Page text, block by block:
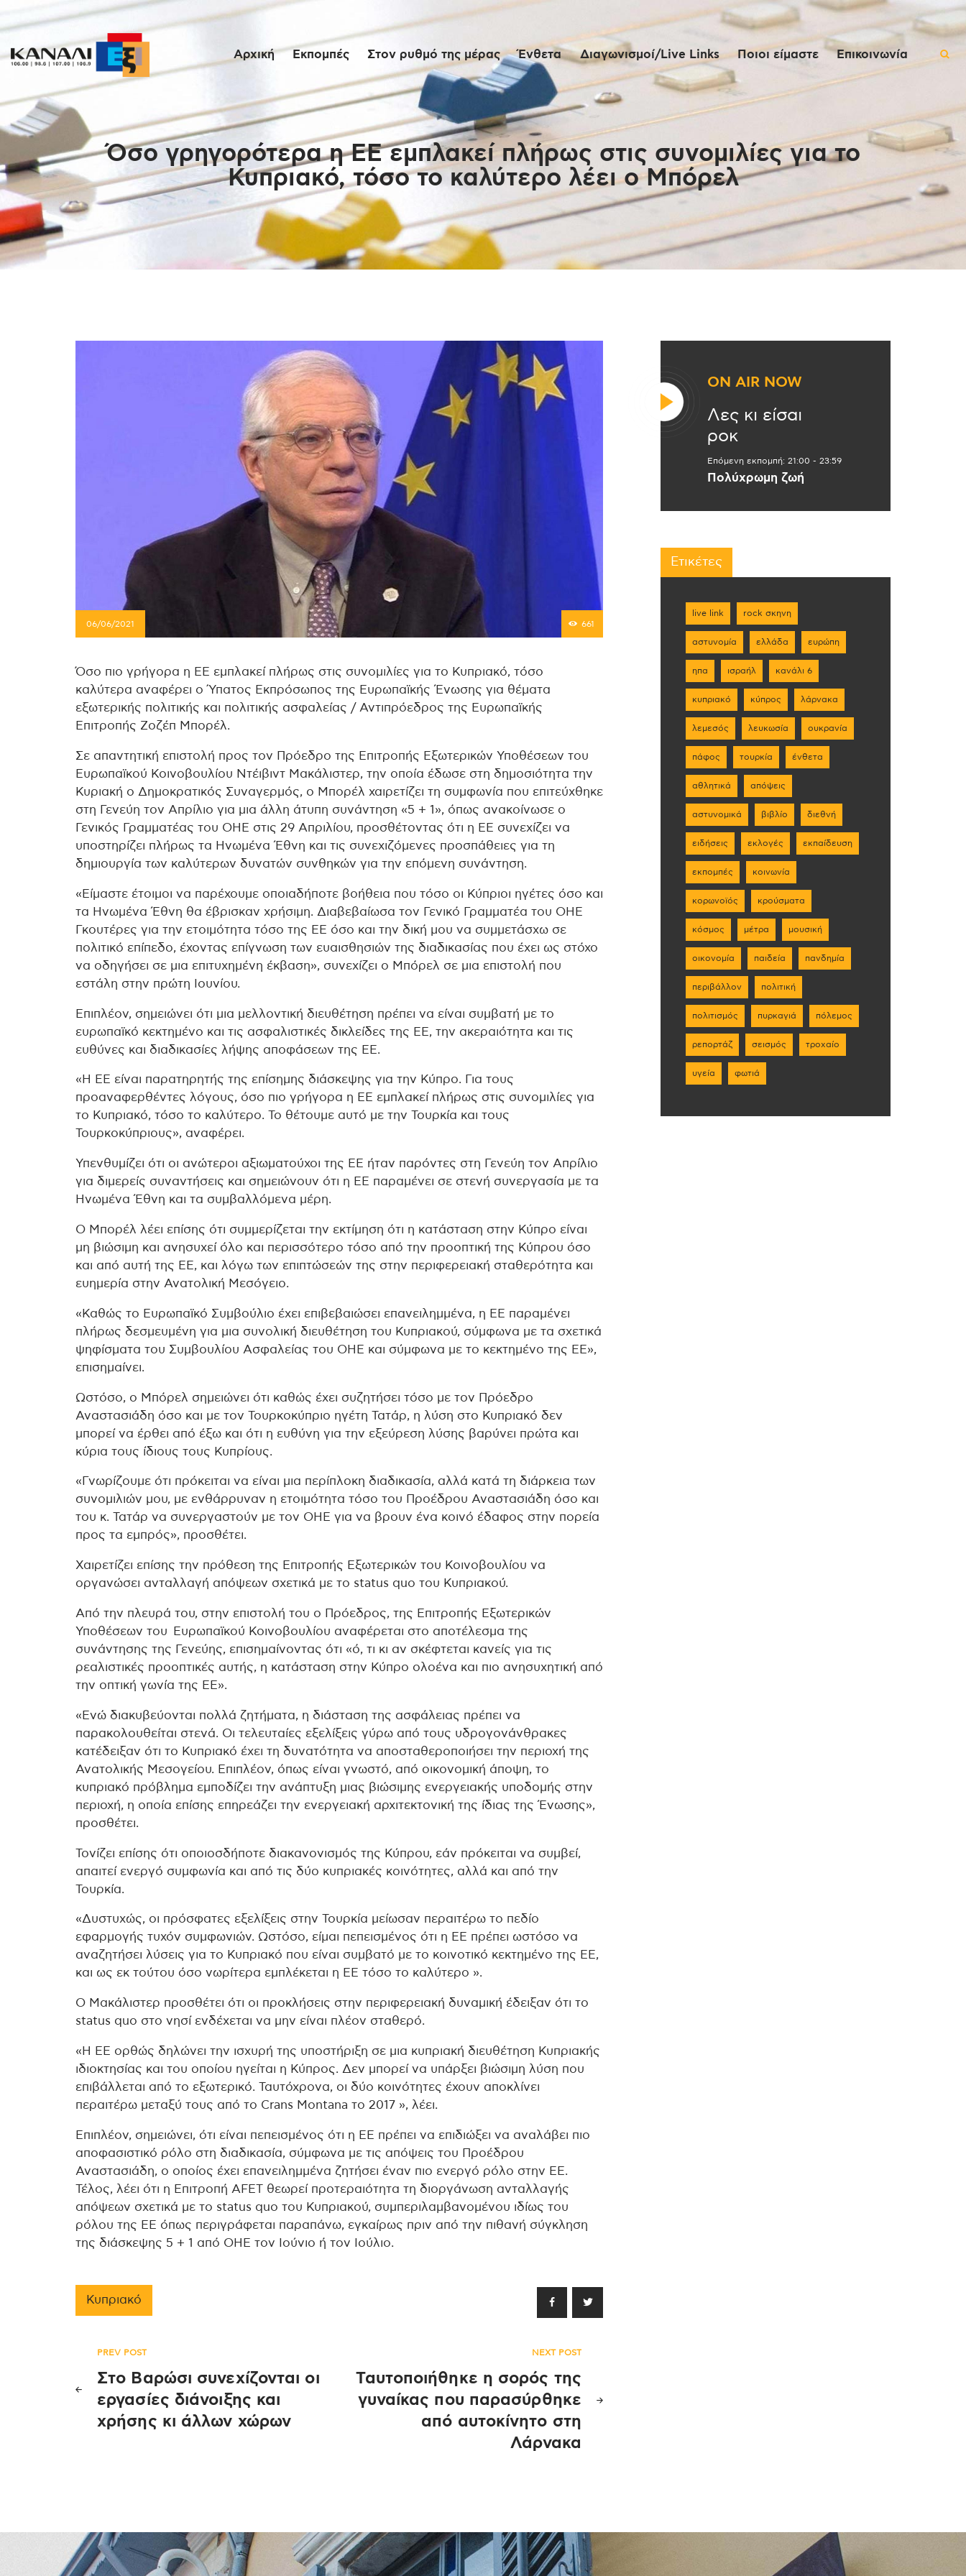
Αρχική Εκπομπές Στον ρυθμό της μέρας Ένθετα Διαγωνισμοί/Live Links Ποιοι είμαστε Επικοινωνία
Όσο γρηγορότερα η ΕΕ εμπλακεί πλήρως στις συνομιλίες για το
Κυπριακό, τόσο το καλύτερο λέει ο Μπόρελ
Αρχική
Εκπομπές
Στον ρυθμό της
μέρας
Ένθετα
Διαγωνισμοί/Live
Links
Επικοινωνία
06/06/2021 661
Όσο πιο γρήγορα η ΕΕ εμπλακεί πλήρως στις συνομιλίες για το Κυπριακό, τόσο
καλύτερα αναφέρει ο Ύπατος Εκπρόσωπος της Ευρωπαϊκής Ένωσης για θέματα
εξωτερικής πολιτικής και πολιτικής ασφαλείας / Αντιπρόεδρος της Ευρωπαϊκής
Επιτροπής Ζοζέπ Μπορέλ.
Σε απαντητική επιστολή προς τον Πρόεδρο της Επιτροπής Εξωτερικών Υποθέσεων του
Ευρωπαϊκού Κοινοβουλίου Ντέιβιντ Μακάλιστερ, την οποία έδωσε στη δημοσιότητα την
Κυριακή ο Δημοκρατικός Συναγερμός, ο Μπορέλ χαιρετίζει τη συμφωνία που επιτεύχθηκε
στη Γενεύη τον Απρίλιο για μια άλλη άτυπη συνάντηση «5 + 1», όπως ανακοίνωσε ο
Γενικός Γραμματέας του ΟΗΕ στις 29 Απριλίου, προσθέτοντας ότι η ΕΕ συνεχίζει να
υποστηρίζει πλήρως τα Ηνωμένα Έθνη και τις συνεχιζόμενες προσπάθειες για τη
δημιουργία των καλύτερων δυνατών συνθηκών για την επόμενη συνάντηση.
«Είμαστε έτοιμοι να παρέχουμε οποιαδήποτε βοήθεια που τόσο οι Κύπριοι ηγέτες όσο και
τα Ηνωμένα Έθνη θα έβρισκαν χρήσιμη. Διαβεβαίωσα τον Γενικό Γραμματέα του ΟΗΕ
Γκουτέρες για την ετοιμότητα τόσο της ΕΕ όσο και την δική μου να συμμετάσχω σε
πολιτικό επίπεδο, έχοντας επίγνωση των ευαισθησιών της διαδικασίας που έχει ως στόχο
να οδηγήσει σε μια επιτυχημένη έκβαση», συνεχίζει ο Μπόρελ σε μια επιστολή που
εστάλη στην πρώτη Ιουνίου.
Επιπλέον, σημειώνει ότι μια μελλοντική διευθέτηση πρέπει να είναι συμβατή με το
ευρωπαϊκό κεκτημένο και τις ασφαλιστικές δικλείδες της ΕΕ, την ακεραιότητα και τις
ευθύνες και διαδικασίες λήψης αποφάσεων της ΕΕ.
«Η ΕΕ είναι παρατηρητής της επίσημης διάσκεψης για την Κύπρο. Για τους
προαναφερθέντες λόγους, όσο πιο γρήγορα η ΕΕ εμπλακεί πλήρως στις συνομιλίες για
το Κυπριακό, τόσο το καλύτερο. Το θέτουμε αυτό με την Τουρκία και τους
Τουρκοκύπριους», αναφέρει.
Υπενθυμίζει ότι οι ανώτεροι αξιωματούχοι της ΕΕ ήταν παρόντες στη Γενεύη τον Απρίλιο
για διμερείς συναντήσεις και σημειώνουν ότι η ΕΕ παραμένει σε στενή συνεργασία με τα
Ηνωμένα Έθνη και τα συμβαλλόμενα μέρη.
Ο Μπορέλ λέει επίσης ότι συμμερίζεται την εκτίμηση ότι η κατάσταση στην Κύπρο είναι
μη βιώσιμη και ανησυχεί όλο και περισσότερο τόσο από την προοπτική της Κύπρου όσο
και από αυτή της ΕΕ, και λόγω των επιπτώσεών της στην περιφερειακή σταθερότητα και
ευημερία στην Ανατολική Μεσόγειο.
«Καθώς το Ευρωπαϊκό Συμβούλιο έχει επιβεβαιώσει επανειλημμένα, η ΕΕ παραμένει
πλήρως δεσμευμένη για μια συνολική διευθέτηση του Κυπριακού, σύμφωνα με τα σχετικά
ψηφίσματα του Συμβουλίου Ασφαλείας του ΟΗΕ και σύμφωνα με το κεκτημένο της ΕΕ»,
επισημαίνει.
Ωστόσο, ο Μπόρελ σημειώνει ότι καθώς έχει συζητήσει τόσο με τον Πρόεδρο
Αναστασιάδη όσο και με τον Τουρκοκύπριο ηγέτη Τατάρ, η λύση στο Κυπριακό δεν
μπορεί να έρθει από έξω και ότι η ευθύνη για την εξεύρεση λύσης βαρύνει πρώτα και
κύρια τους ίδιους τους Κυπρίους.
«Γνωρίζουμε ότι πρόκειται να είναι μια περίπλοκη διαδικασία, αλλά κατά τη διάρκεια των
συνομιλιών μου, με ενθάρρυναν η ετοιμότητα τόσο του Προέδρου Αναστασιάδη όσο και
του κ. Τατάρ να συνεργαστούν με τον ΟΗΕ για να βρουν ένα κοινό έδαφος στην πορεία
προς τα εμπρός», προσθέτει.
Χαιρετίζει επίσης την πρόθεση της Επιτροπής Εξωτερικών του Κοινοβουλίου να
οργανώσει ανταλλαγή απόψεων σχετικά με το status quo του Κυπριακού.
Από την πλευρά του, στην επιστολή του ο Πρόεδρος, της Επιτροπής Εξωτερικών
Υποθέσεων του Ευρωπαϊκού Κοινοβουλίου αναφέρεται στο αποτέλεσμα της
συνάντησης της Γενεύης, επισημαίνοντας ότι «ό, τι κι αν σκέφτεται κανείς για τις
ρεαλιστικές προοπτικές αυτής, η κατάσταση στην Κύπρο ολοένα και πιο ανησυχητική από
την οπτική γωνία της ΕΕ».
«Ενώ διακυβεύονται πολλά ζητήματα, η διάσταση της ασφάλειας πρέπει να
παρακολουθείται στενά. Οι τελευταίες εξελίξεις γύρω από τους υδρογονάνθρακες
κατέδειξαν ότι το Κυπριακό έχει τη δυνατότητα να αποσταθεροποιήσει την περιοχή της
Ανατολικής Μεσογείου. Επιπλέον, όπως είναι γνωστό, από οικονομική άποψη, το
κυπριακό πρόβλημα εμποδίζει την ανάπτυξη μιας βιώσιμης ενεργειακής υποδομής στην
περιοχή, η οποία επίσης επηρεάζει την ενεργειακή αρχιτεκτονική της ίδιας της Ένωσης»,
προσθέτει.
Τονίζει επίσης ότι οποιοσδήποτε διακανονισμός της Κύπρου, εάν πρόκειται να συμβεί,
απαιτεί ενεργό συμφωνία και από τις δύο κυπριακές κοινότητες, αλλά και από την
Τουρκία.
«Δυστυχώς, οι πρόσφατες εξελίξεις στην Τουρκία μείωσαν περαιτέρω το πεδίο
εφαρμογής τυχόν συμφωνιών. Ωστόσο, είμαι πεπεισμένος ότι η ΕΕ πρέπει ωστόσο να
αναζητήσει λύσεις για το Κυπριακό που είναι συμβατό με το κοινοτικό κεκτημένο της ΕΕ,
και ως εκ τούτου όσο νωρίτερα εμπλέκεται η ΕΕ τόσο το καλύτερο ».
Ο Μακάλιστερ προσθέτει ότι οι προκλήσεις στην περιφερειακή δυναμική έδειξαν ότι το
status quo στο νησί ενδέχεται να μην είναι πλέον σταθερό.
«Η ΕΕ ορθώς δηλώνει την ισχυρή της υποστήριξη σε μια κυπριακή διευθέτηση Κυπριακής
ιδιοκτησίας και του οποίου ηγείται η Κύπρος. Δεν μπορεί να υπάρξει βιώσιμη λύση που
επιβάλλεται από το εξωτερικό. Ταυτόχρονα, οι δύο κοινότητες έχουν αποκλίνει
περαιτέρω μεταξύ τους από το Crans Montana το 2017 », λέει.
Επιπλέον, σημειώνει, ότι είναι πεπεισμένος ότι η ΕΕ πρέπει να επιδιώξει να αναλάβει πιο
αποφασιστικό ρόλο στη διαδικασία, σύμφωνα με τις απόψεις του Προέδρου
Αναστασιάδη, ο οποίος έχει επανειλημμένα ζητήσει έναν πιο ενεργό ρόλο στην ΕΕ.
Τέλος, λέει ότι η Επιτροπή AFET θεωρεί προτεραιότητα τη διοργάνωση ανταλλαγής
απόψεων σχετικά με το status quo του Κυπριακού, συμπεριλαμβανομένου ιδίως του
ρόλου της ΕΕ όπως περιγράφεται παραπάνω, εγκαίρως πριν από την πιθανή σύγκληση
της διάσκεψης 5 + 1 από ΟΗΕ τον Ιούνιο ή τον Ιούλιο.
Κυπριακό
Πλοήγηση
άρθρων
PREV POST
Στο Βαρώσι συνεχίζονται οι
εργασίες διάνοιξης και
χρήσης κι άλλων χώρων
NEXT POST
Ταυτοποιήθηκε η σορός της
γυναίκας που παρασύρθηκε
από αυτοκίνητο στη
Λάρνακα
ON AIR NOW
Λες κι είσαι
ροκ
Επόμενη εκπομπή: 21:00 - 23:59
Πολύχρωμη ζωή
Ετικέτες
live link rock σκηνη
αστυνομία ελλάδα ευρώπη
ηπα ισραήλ κανάλι 6
κυπριακό κύπρος λάρνακα
λεμεσός λευκωσία ουκρανία
πάφος τουρκία ένθετα
αθλητικά απόψεις
αστυνομικά βιβλίο διεθνή
ειδήσεις εκλογές εκπαίδευση
εκπομπές κοινωνία
κορωνοϊός κρούσματα
κόσμος μέτρα μουσική
οικονομία παιδεία πανδημία
περιβάλλον πολιτική
πολιτισμός πυρκαγιά πόλεμος
ρεπορτάζ σεισμός τροχαίο
υγεία φωτιά